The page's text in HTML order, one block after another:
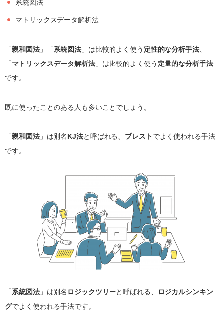
系統図法
マトリックスデータ解析法
「親和図法 」「系統図法 」は比較的よく使う 定性的な分析手法
「マトリックスデータ解析法 」は比較的よく使う 定量的な分析手法
です。
既に使ったことのある人も多いことでしょう。
「親和図法 」は別名KJ法と呼ばれる、 ブレストでよく使われる手法
です。
「系統図法 」は別名 ロジックツリーと呼ばれる、
ロジカルシンキン
グでよく使われる手法です。